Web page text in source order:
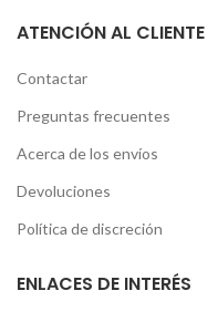
ATENCIÓN AL CLIENTE
Contactar
Preguntas frecuentes
Acerca de los envíos
Devoluciones
Política de discreción
ENLACES DE INTERÉS